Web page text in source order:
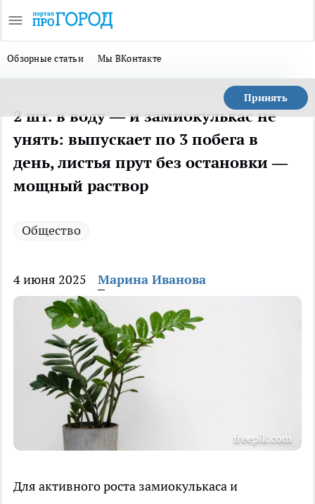
Обзорные статьи Мы ВКонтакте
Принять
2 шт. в воду — и замиокулькас не
унять: выпускает по 3 побега в
день, листья прут без остановки —
мощный раствор
Общество
4 июня 2025 Марина Иванова
freepik.com
Для активного роста замиокулькаса и